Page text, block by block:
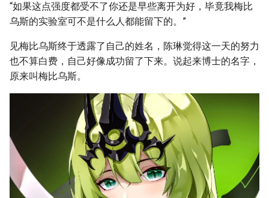
“如果这点强度都受不了你还是早些离开为好，毕竟我梅比
乌斯的实验室可不是什么人都能留下的。”
见梅比乌斯终于透露了自己的姓名，陈琳觉得这一天的努力
也不算白费，自己好像成功留了下来。说起来博士的名字，
原来叫梅比乌斯。